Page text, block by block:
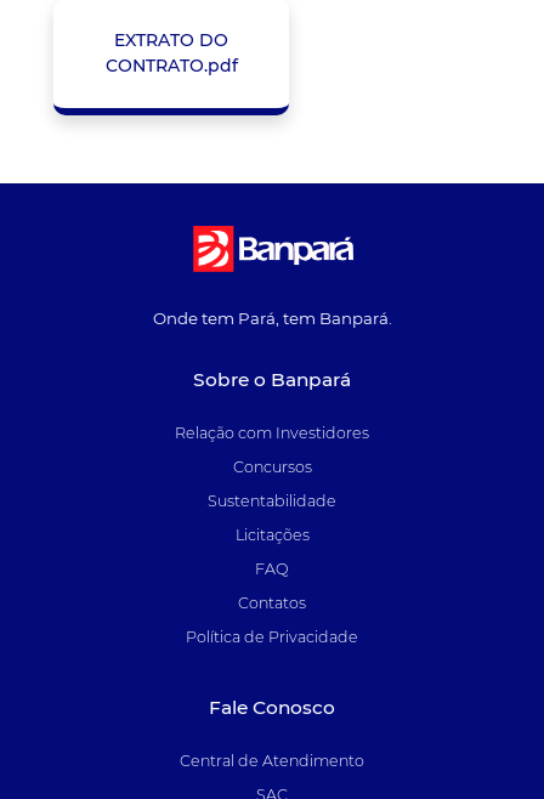
EXTRATO DO
CONTRATO.pdf
Onde tem Pará, tem Banpará.
Sobre o Banpará
Relação com Investidores
Concursos
Sustentabilidade
Licitações
FAQ
Contatos
Política de Privacidade
Fale Conosco
Central de Atendimento
SAC